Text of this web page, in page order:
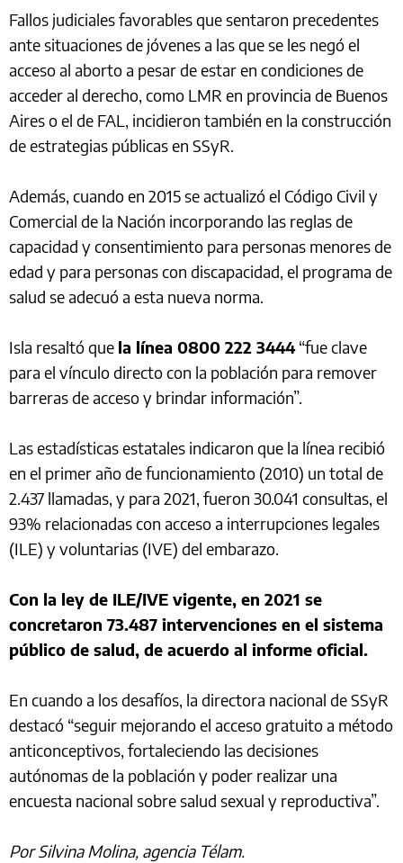
Fallos judiciales favorables que sentaron precedentes
ante situaciones de jóvenes a las que se les negó el
acceso al aborto a pesar de estar en condiciones de
acceder al derecho, como LMR en provincia de Buenos
Aires o el de FAL, incidieron también en la construcción
de estrategias públicas en SSyR.
Además, cuando en 2015 se actualizó el Código Civil y
Comercial de la Nación incorporando las reglas de
capacidad y consentimiento para personas menores de
edad y para personas con discapacidad, el programa de
salud se adecuó a esta nueva norma.
Isla resaltó que la línea 0800 222 3444“fue clave
para el vínculo directo con la población para remover
barreras de acceso y brindar información”.
Las estadísticas estatales indicaron que la línea recibió
en el primer año de funcionamiento (2010) un total de
2.437 llamadas, y para 2021, fueron 30.041 consultas, el
93% relacionadas con acceso a interrupciones legales
(ILE) y voluntarias (IVE) del embarazo.
Con la ley de ILE/IVE vigente, en 2021 se
concretaron 73.487 intervenciones en el sistema
público de salud, de acuerdo al informe oficial.
En cuando a los desafíos, la directora nacional de SSyR
destacó “seguir mejorando el acceso gratuito a método
anticonceptivos, fortaleciendo las decisiones
autónomas de la población y poder realizar una
encuesta nacional sobre salud sexual y reproductiva”.
Por Silvina Molina, agencia Télam.